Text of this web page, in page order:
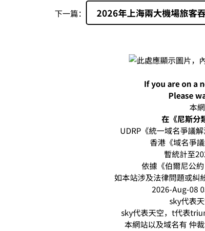
下一篇： 2026年上海兩大機場旅客
If you are on a
Please
本
在《尼斯分
UDRP《統一域名爭議
香港《域名爭
暫統計至
依據《伯爾尼公
如本站涉及法律問題或糾
2026-Aug-08
sky代表
sky代表天空，t代表
本網站以及域名有 仲